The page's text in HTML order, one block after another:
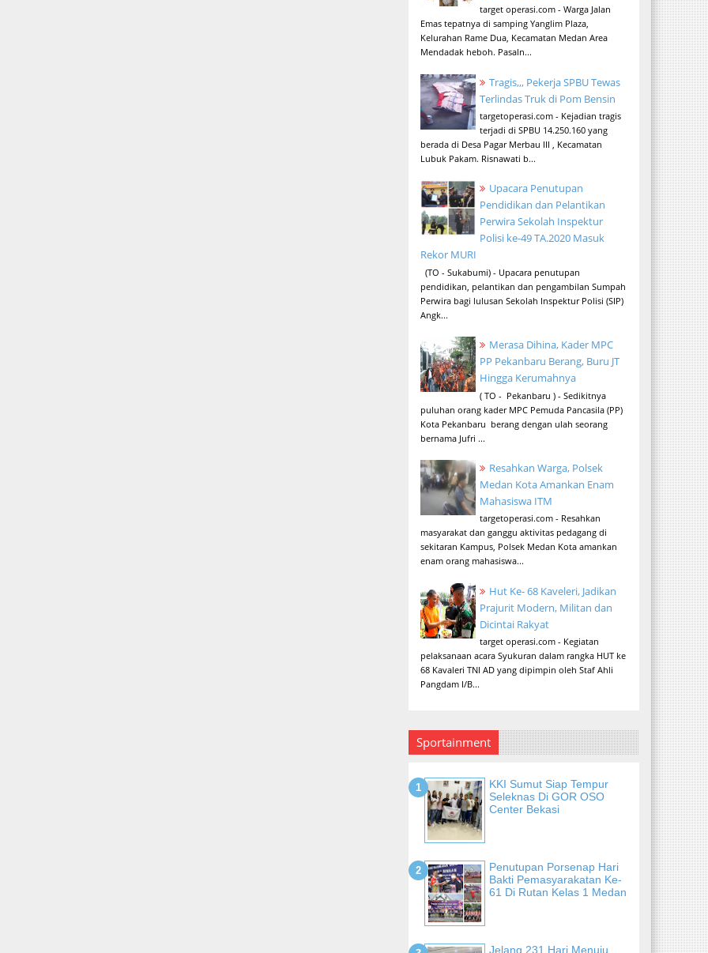
target operasi.com - Warga Jalan
Emas tepatnya di samping Yanglim Plaza,
Kelurahan Rame Dua, Kecamatan Medan Area
Mendadak heboh. Pasaln...
Tragis,,, Pekerja SPBU Tewas
Terlindas Truk di Pom Bensin
targetoperasi.com - Kejadian tragis
terjadi di SPBU 14.250.160 yang
berada di Desa Pagar Merbau III , Kecamatan
Lubuk Pakam. Risnawati b...
Upacara Penutupan
Pendidikan dan Pelantikan
Perwira Sekolah Inspektur
Polisi ke-49 TA.2020 Masuk
Rekor MURI
(TO - Sukabumi) - Upacara penutupan
pendidikan, pelantikan dan pengambilan Sumpah
Perwira bagi lulusan Sekolah Inspektur Polisi (SIP)
Angk...
Merasa Dihina, Kader MPC
PP Pekanbaru Berang, Buru JT
Hingga Kerumahnya
( TO - Pekanbaru ) - Sedikitnya
puluhan orang kader MPC Pemuda Pancasila (PP)
Kota Pekanbaru berang dengan ulah seorang
bernama Jufri ...
Resahkan Warga, Polsek
Medan Kota Amankan Enam
Mahasiswa ITM
targetoperasi.com - Resahkan
masyarakat dan ganggu aktivitas pedagang di
sekitaran Kampus, Polsek Medan Kota amankan
enam orang mahasiswa...
Hut Ke- 68 Kaveleri, Jadikan
Prajurit Modern, Militan dan
Dicintai Rakyat
target operasi.com - Kegiatan
pelaksanaan acara Syukuran dalam rangka HUT ke
68 Kavaleri TNI AD yang dipimpin oleh Staf Ahli
Pangdam I/B...
Sportainment
KKI Sumut Siap Tempur
Seleknas Di GOR OSO
Center Bekasi
Penutupan Porsenap Hari
Bakti Pemasyarakatan Ke-
61 Di Rutan Kelas 1 Medan
Jelang 231 Hari Menuju